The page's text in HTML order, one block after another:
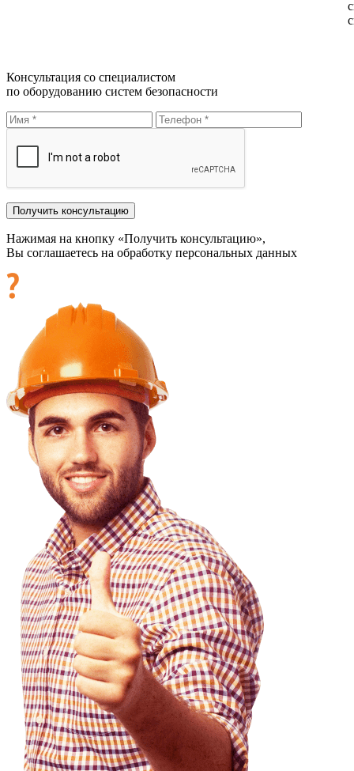
Консультация со специалистом
по оборудованию систем безопасности
Нажимая на кнопку «Получить консультацию»,
Вы соглашаетесь на обработку персональных данных